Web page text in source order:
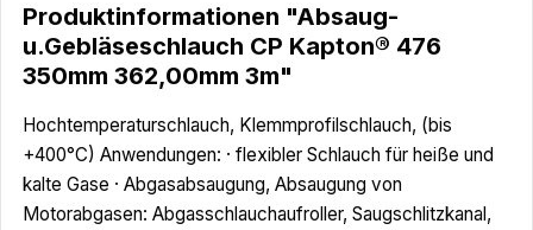
Produktinformationen "Absaug-
u.Gebläseschlauch CP Kapton® 476
350mm 362,00mm 3m"
Hochtemperaturschlauch, Klemmprofilschlauch, (bis
+400°C) Anwendungen: · flexibler Schlauch für heiße und
kalte Gase · Abgasabsaugung, Absaugung von
Motorabgasen: Abgasschlauchaufroller, Saugschlitzkanal,